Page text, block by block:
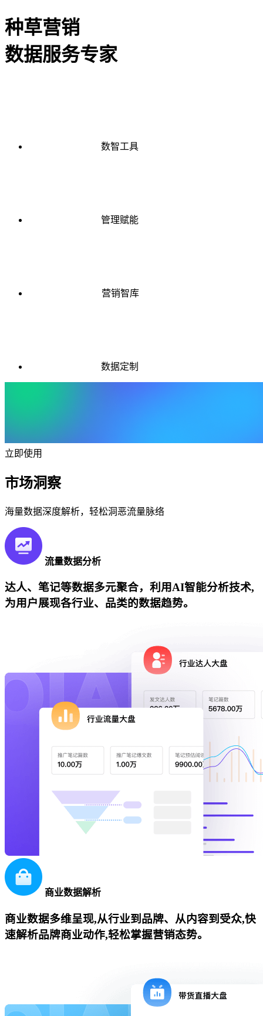
种草营销
数据服务专家
数智工具
管理赋能
营销智库
数据定制
立即使用
市场洞察
海量数据深度解析，轻松洞恶流量脉络
流量数据分析
达人、笔记等数据多元聚合，利用AI智能分析技术,
为用户展现各行业、品类的数据趋势。
商业数据解析
商业数据多维呈现,从行业到品牌、从内容到受众,快
速解析品牌商业动作,轻松掌握营销态势。